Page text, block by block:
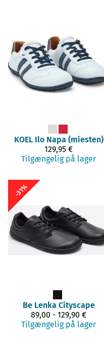
KOEL Ilo Napa (miesten)
129,95 €
Tilgængelig på lager
-31%
Be Lenka Cityscape
89,00 - 129,90 €
Tilgængelig på lager